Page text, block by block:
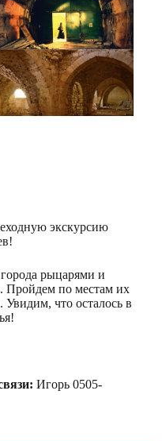
экскурсию
рыцарями и
Пройдем по местам их
Увидим, что осталось в
Игорь 0505-